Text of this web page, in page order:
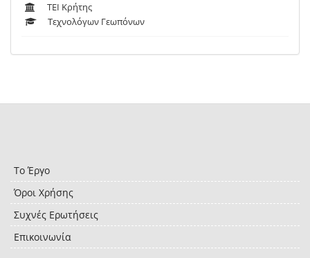
ΤΕΙ Κρήτης
Τεχνολόγων Γεωπόνων
Το Έργο
Όροι Χρήσης
Συχνές Ερωτήσεις
Επικοινωνία